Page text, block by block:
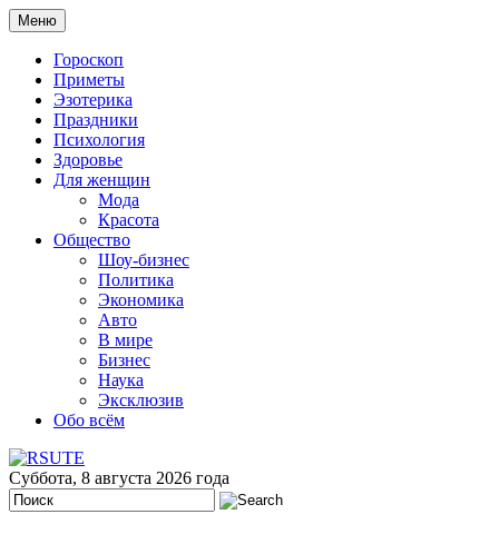
Меню
Гороскоп
Приметы
Эзотерика
Праздники
Психология
Здоровье
Для женщин
Мода
Красота
Общество
Шоу-бизнес
Политика
Экономика
Авто
В мире
Бизнес
Наука
Эксклюзив
Обо всём
Суббота, 8 августа 2026 года